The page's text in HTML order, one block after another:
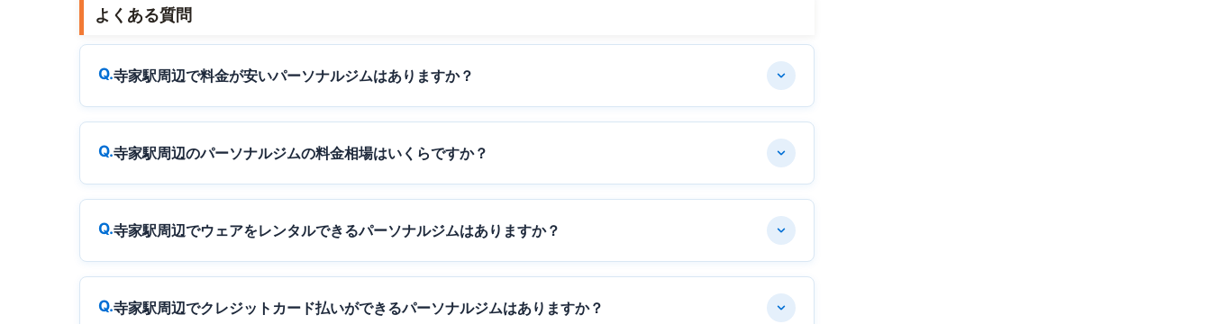
よくある質問
寺家駅周辺で料金が安いパーソナルジムはありますか？
寺家駅周辺のパーソナルジムの料金相場はいくらですか？
寺家駅周辺でウェアをレンタルできるパーソナルジムはありますか？
寺家駅周辺でクレジットカード払いができるパーソナルジムはありますか？